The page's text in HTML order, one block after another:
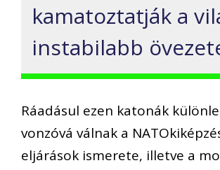
kamatoztatják a
instabilabb
Ráadásul ezen katonák
vonzóvá válnak a
eljárások ismerete, illetve a